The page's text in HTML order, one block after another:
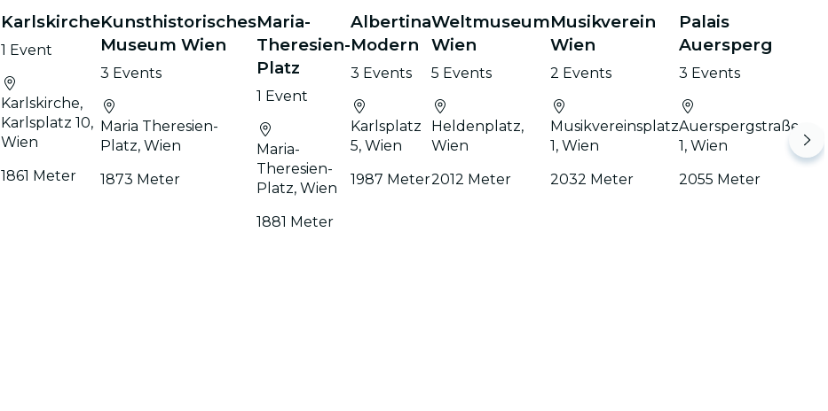
Karlskirche
1 Event
Karlskirche,
Karlsplatz 10,
Wien
1861 Meter
Kunsthistorisches
Museum Wien
3 Events
Maria Theresien-
Platz, Wien
1873 Meter
Maria-
Theresien-
Platz
1 Event
Maria-
Theresien-
Platz, Wien
1881 Meter
Albertina
Modern
3 Events
Karlsplatz
5, Wien
1987 Meter
Weltmuseum
Wien
5 Events
Heldenplatz,
Wien
2012 Meter
Musikverein
Wien
2 Events
Musikvereinsplatz
1, Wien
2032 Meter
Palais
Auersperg
3 Events
Auerspergstraße
1, Wien
2055 Meter